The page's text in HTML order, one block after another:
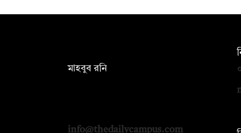
মাহবুব রনি
info@thedailycampus.com